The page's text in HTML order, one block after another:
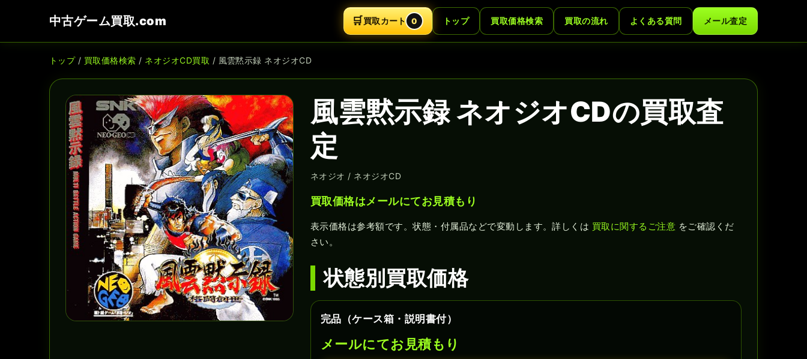
中古ゲーム買取.com 🛒買取カート 0 トップ 買取価格検索 買取の流れ よくある質問 メール査定
トップ/ 買取価格検索 / ネオジオCD買取 / 風雲黙示録 ネオジオCD
風雲黙示録 ネオジオCDの買取査
定
ネオジオ / ネオジオCD
買取価格はメールにてお見積もり
表示価格は参考額です。状態・付属品などで変動します。詳しくは 買取に関するご注意 をご確認くだ
さい。
状態別買取価格
完品（ケース箱・説明書付）
メールにてお見積もり